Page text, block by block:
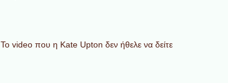
To video που η Kate Upton δεν ήθελε να δείτε